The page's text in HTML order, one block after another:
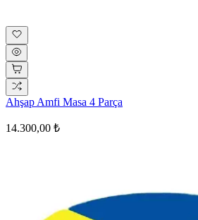
Ahşap Amfi Masa 4 Parça
14.300,00 ₺